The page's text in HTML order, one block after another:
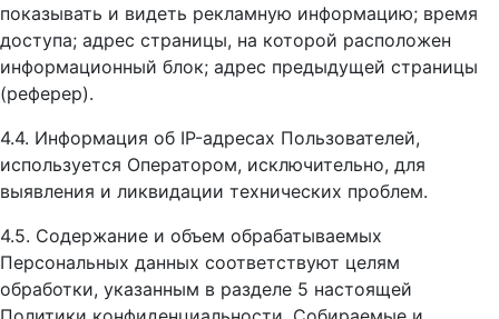
показывать и видеть рекламную информацию; время
доступа; адрес страницы, на которой расположен
информационный блок; адрес предыдущей страницы
(реферер).
4.4. Информация об IP-адресах Пользователей,
используется Оператором, исключительно, для
выявления и ликвидации технических проблем.
4.5. Содержание и объем обрабатываемых
Персональных данных соответствуют целям
обработки, указанным в разделе 5 настоящей